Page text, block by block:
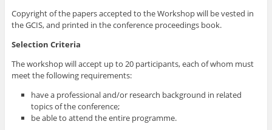
Copyright of the papers accepted to the Workshop will be vested in
the GCIS, and printed in the conference proceedings book.
Selection Criteria
The workshop will accept up to 20 participants, each of whom must
meet the following requirements:
have a professional and/or research background in related
topics of the conference;
be able to attend the entire programme.